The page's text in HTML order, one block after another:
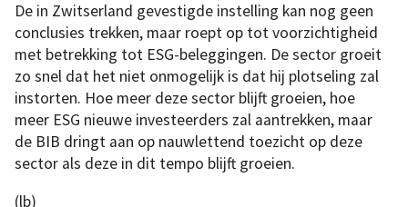
De in Zwitserland gevestigde instelling kan nog geen
conclusies trekken, maar roept op tot voorzichtigheid
met betrekking tot ESG-beleggingen. De sector groeit
zo snel dat het niet onmogelijk is dat hij plotseling zal
instorten. Hoe meer deze sector blijft groeien, hoe
meer ESG nieuwe investeerders zal aantrekken, maar
de BIB dringt aan op nauwlettend toezicht op deze
sector als deze in dit tempo blijft groeien.
(lb)